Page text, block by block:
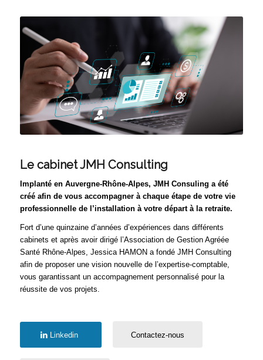
Le cabinet JMH Consulting
Implanté en Auvergne-Rhône-Alpes, JMH Consuling a été
créé afin de vous accompagner à chaque étape de votre vie
professionnelle de l’installation à votre départ à la retraite.
Fort d’une quinzaine d’années d’expériences dans différents
cabinets et après avoir dirigé l’Association de Gestion Agréée
Santé Rhône-Alpes, Jessica HAMON a fondé JMH Consulting
afin de proposer une vision nouvelle de l’expertise-comptable,
vous garantissant un accompagnement personnalisé pour la
réussite de vos projets.
Linkedin Contactez-nous